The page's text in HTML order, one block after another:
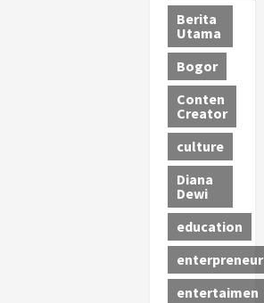
Berita
Utama
Bogor
Conten
Creator
culture
Diana
Dewi
education
enterpreneur
entertaimen